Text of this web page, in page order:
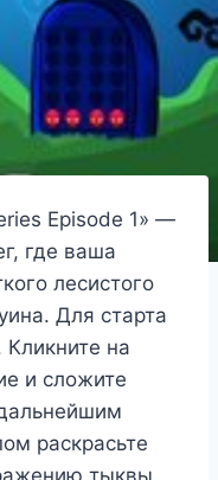
Episode 1» —
где ваша
лесистого
Для старта
на
и сложите
раскрасьте